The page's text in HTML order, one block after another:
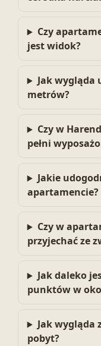
Czy
jest widok?
Jak wygląda
metrów?
Czy w
pełni
Jakie
apartamencie?
Czy w
przyjechać ze
Jak daleko
punktów w
Jak wygląda
pobyt?